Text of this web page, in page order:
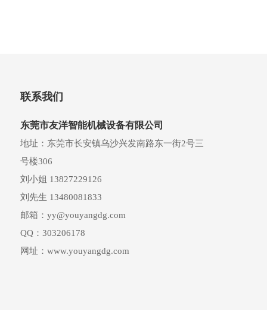
联系我们
东莞市友洋智能机械设备有限公司
地址：东莞市长安镇乌沙兴发南路东一街2号三
号楼306
刘小姐 13827229126
刘先生 13480081833
邮箱：yy@youyangdg.com
QQ：303206178
网址：www.youyangdg.com